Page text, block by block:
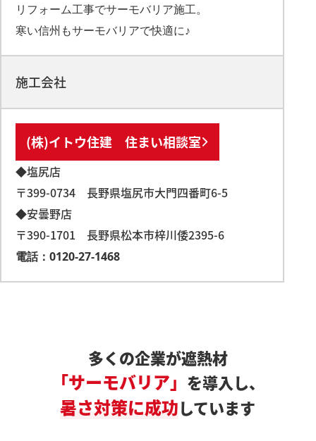
リフォーム工事でサーモバリア施工。
寒い信州もサーモバリアで快適に♪
施工会社
(株)イトウ住建 住まい相談室
◆塩尻店
〒399-0734 長野県塩尻市大門四番町6-5
◆安曇野店
〒390-1701 長野県松本市梓川倭2395-6
電話：0120-27-1468
多くの企業が遮熱材
「サーモバリア」 を導入し、
暑さ対策に成功しています